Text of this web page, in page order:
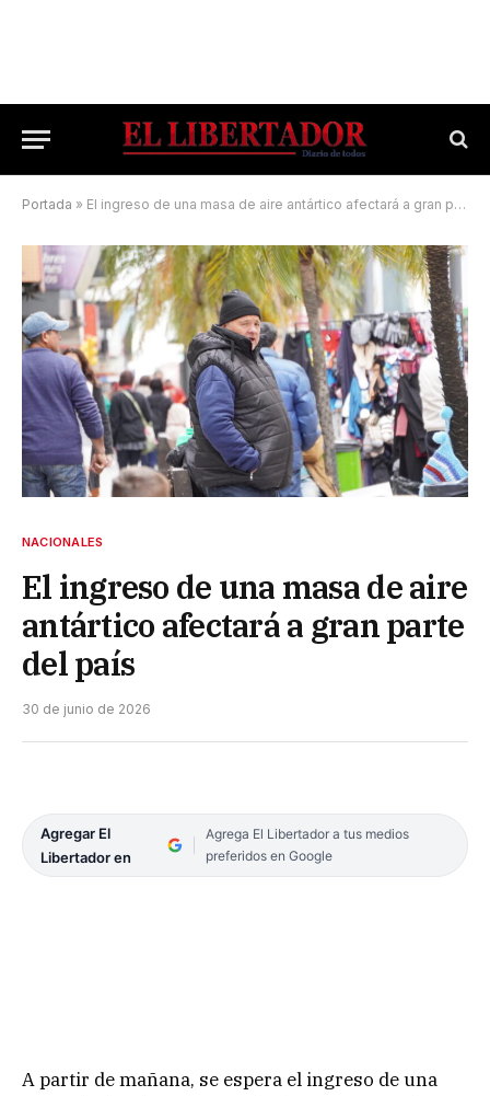
Portada » El ingreso de una masa de aire antártico afectará a gran parte del país
NACIONALES
El ingreso de una masa de aire
antártico afectará a gran parte
del país
30 de junio de 2026
Agregar El
Libertador en
Agrega El Libertador a tus medios
preferidos en Google
A partir de mañana, se espera el ingreso de una